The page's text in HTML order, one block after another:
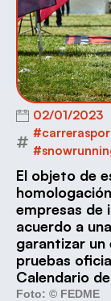
02/01/2023
El objeto de
empresas de
acuerdo a
garantizar un
pruebas
Calendario
Foto: © FEDME